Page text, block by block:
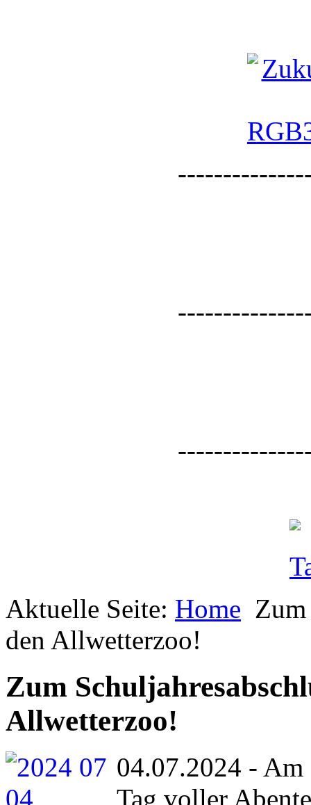
Aktuelle Seite: Home Zum
den Allwetterzoo!
Zum
Allwetterzoo!
04.07.2024 -
Tag voller